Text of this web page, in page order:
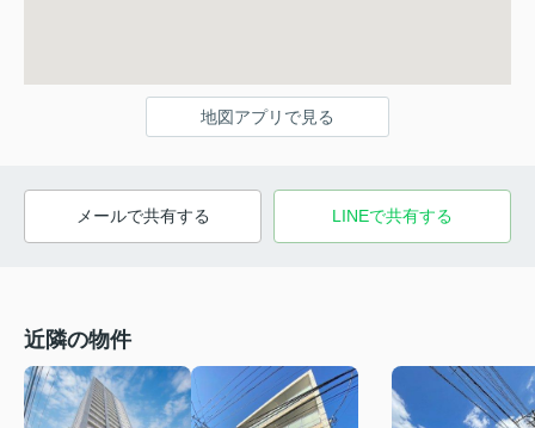
地図アプリで見る
メールで共有する LINEで共有する
近隣の物件